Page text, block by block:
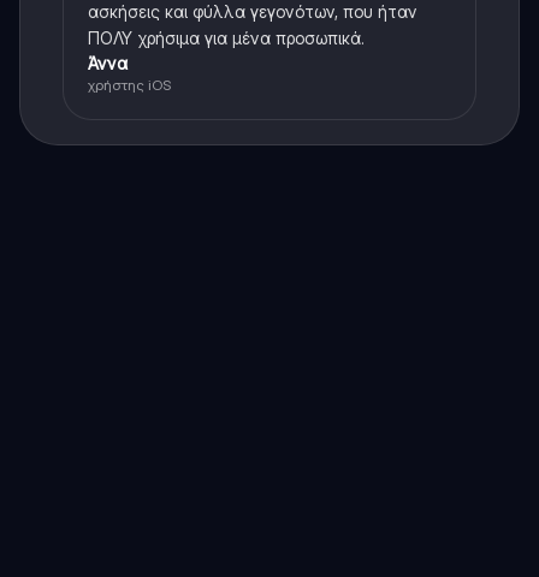
ασκήσεις και φύλλα γεγονότων, που ήταν
ΠΟΛΥ χρήσιμα για μένα προσωπικά.
Άννα
χρήστης iOS